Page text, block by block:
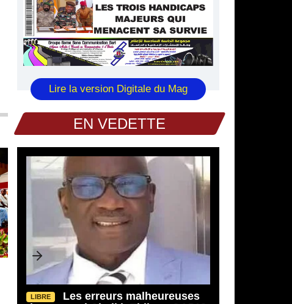
30/07/2026
LIBRE
Niger : un ressortissant allemand
Lire la version Digitale du Mag
EN VEDETTE
LIBRE
Les erreurs malheureuses